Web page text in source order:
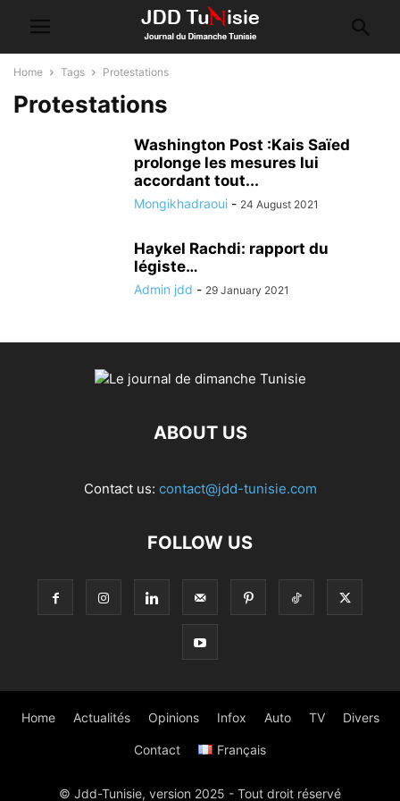
Home Tags Protestations
Protestations
Washington Post :Kais Saïed
prolonge les mesures lui
accordant tout...
Mongikhadraoui - 24 August 2021
Haykel Rachdi: rapport du
légiste…
Admin jdd - 29 January 2021
ABOUT US
Contact us: contact@jdd-tunisie.com
FOLLOW US
Home Actualités Opinions Infox Auto TV Divers
Contact Français
© Jdd-Tunisie, version 2025 - Tout droit réservé